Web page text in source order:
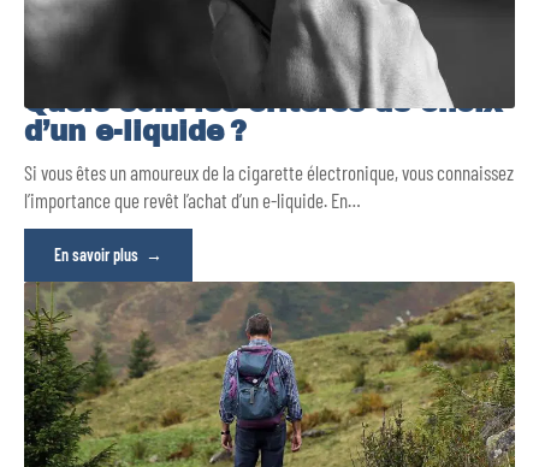
Quels sont les critères de choix
d’un e-liquide ?
Si vous êtes un amoureux de la cigarette électronique, vous connaissez
l’importance que revêt l’achat d’un e-liquide. En…
En savoir plus